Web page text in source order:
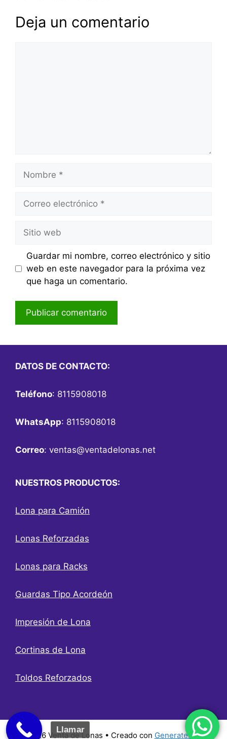
Deja un comentario
Nombre
Correo
Sitio
web
Guardar mi nombre, correo electrónico y sitio
web en este navegador para la próxima vez
que haga un comentario.
DATOS DE CONTACTO:
Teléfono: 8115908018
WhatsApp: 8115908018
Correo: ventas@ventadelonas.net
NUESTROS PRODUCTOS:
Lona para Camión
Lonas Reforzadas
Lonas para Racks
Guardas Tipo Acordeón
Impresión de Lona
Cortinas de Lona
Toldos Reforzados
© 2026 Venta de Lonas • Creado con GeneratePress
Llamar